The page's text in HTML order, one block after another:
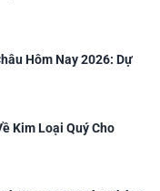
Hôm Nay 2026: Dự
Kim Loại Quý Cho